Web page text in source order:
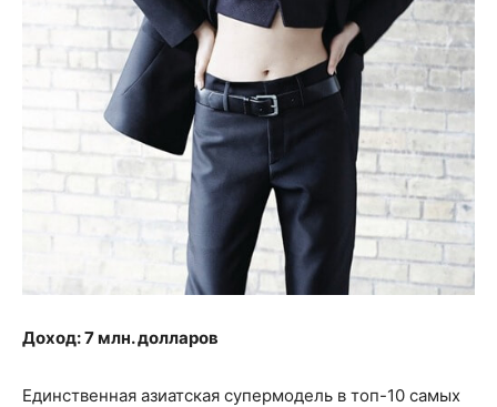
Доход: 7 млн. долларов
Единственная азиатская супермодель в топ-10 самых